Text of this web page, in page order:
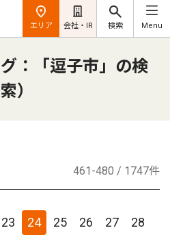
エリア 会社・IR 検索 Menu
：「逗子市」の検
索）
461-480 / 1747件
23 24 25 26 27
28